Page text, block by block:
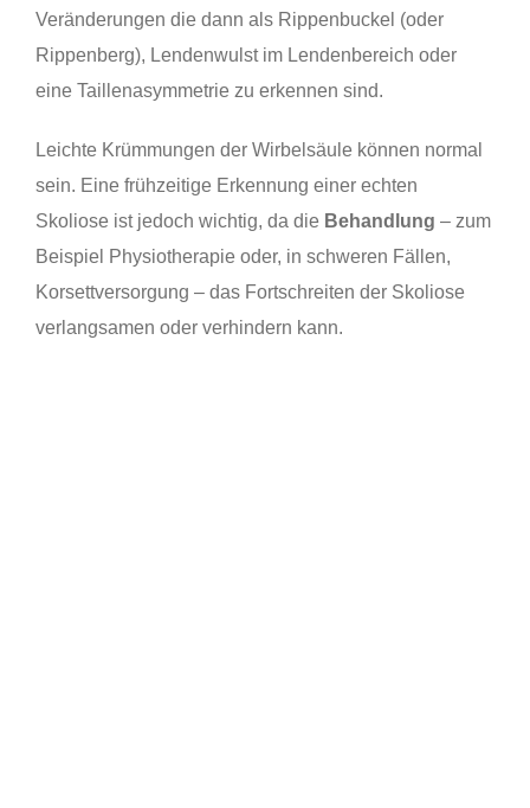
Veränderungen die dann als Rippenbuckel (oder
Rippenberg), Lendenwulst im Lendenbereich oder
eine Taillenasymmetrie zu erkennen sind.
Leichte Krümmungen der Wirbelsäule können normal
sein. Eine frühzeitige Erkennung einer echten
Skoliose ist jedoch wichtig, da die Behandlung – zum
Beispiel Physiotherapie oder, in schweren Fällen,
Korsettversorgung – das Fortschreiten der Skoliose
verlangsamen oder verhindern kann.